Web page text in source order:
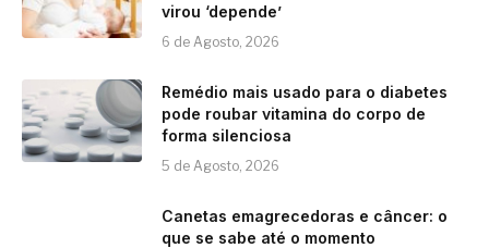
virou ‘depende’
6 de Agosto, 2026
Remédio mais usado para o diabetes
pode roubar vitamina do corpo de
forma silenciosa
5 de Agosto, 2026
Canetas emagrecedoras e câncer: o
que se sabe até o momento